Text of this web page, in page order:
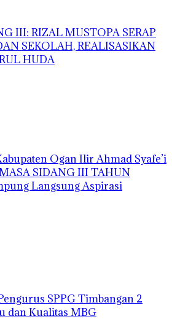
III: RIZAL MUSTOPA SERAP
SEKOLAH, REALISASIKAN
HUDA
Ogan Ilir Ahmad Syafe’i
SIDANG III TAHUN
Langsung Aspirasi
SPPG Timbangan 2
dan Kualitas MBG